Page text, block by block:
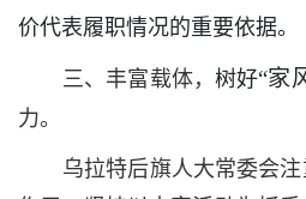
价代表履职情况的重要依据。
三、丰富载体， 树好“家
力。
乌拉特后旗人大常委会